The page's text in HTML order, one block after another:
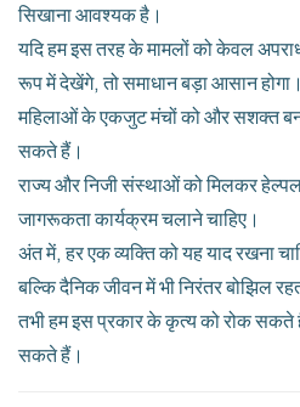
सिखाना आवश्यक है।
यदि हम इस तरह के मामलों को केवल
रूप में देखेंगे, तो समाधान बड़ा आसान होगा।
महिलाओं के एकजुट मंचों को और सशक्त
सकते हैं।
राज्य और निजी संस्थाओं को मिलकर
जागरूकता कार्यक्रम चलाने चाहिए।
अंत में, हर एक व्यक्ति को यह याद रखना
बल्कि दैनिक जीवन में भी निरंतर बोझिल
तभी हम इस प्रकार के कृत्य को रोक सकते
सकते हैं।